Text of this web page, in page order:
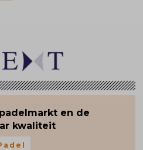
en de
kwaliteit